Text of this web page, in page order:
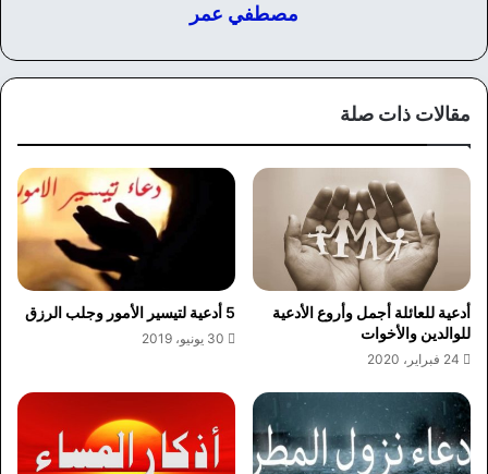
مصطفي عمر
مقالات ذات صلة
أدعية للعائلة أجمل وأروع الأدعية
للوالدين والأخوات
24 فبراير، 2020
5 أدعية لتيسير الأمور وجلب الرزق
30 يونيو، 2019